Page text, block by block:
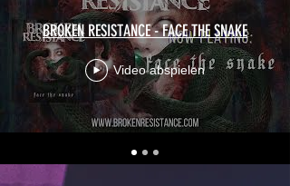
BROKEN RESISTANCE - FACE THE SNAKE
Video abspielen